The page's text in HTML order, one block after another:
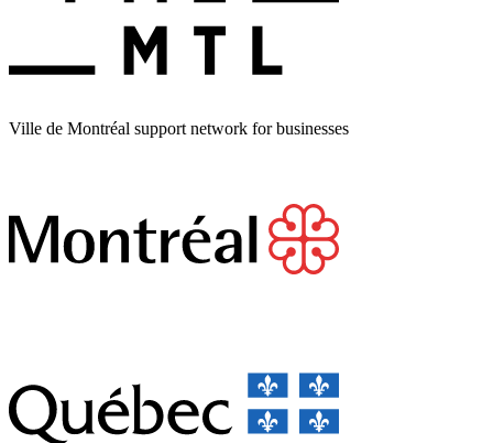
Ville de Montréal support network for businesses